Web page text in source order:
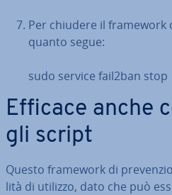
Per chiudere il framework
quanto segue:
sudo service fail2ban stop
Efficace anche
gli script
Questo framework di
li­tà di utilizzo, dato che può